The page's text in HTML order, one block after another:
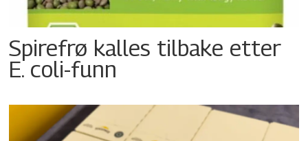
Spirefrø kalles tilbake etter
E. coli-funn